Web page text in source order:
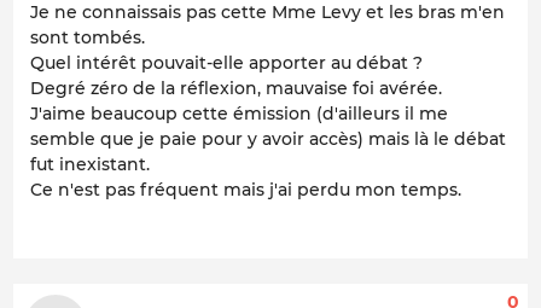
Je ne connaissais pas cette Mme Levy et les bras m'en
sont tombés.
Quel intérêt pouvait-elle apporter au débat ?
Degré zéro de la réflexion, mauvaise foi avérée.
J'aime beaucoup cette émission (d'ailleurs il me
semble que je paie pour y avoir accès) mais là le débat
fut inexistant.
Ce n'est pas fréquent mais j'ai perdu mon temps.
0